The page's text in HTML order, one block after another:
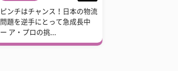
ピンチはチャンス！日本の物流
問題を逆手にとって急成長中
ー ア・プロの挑...